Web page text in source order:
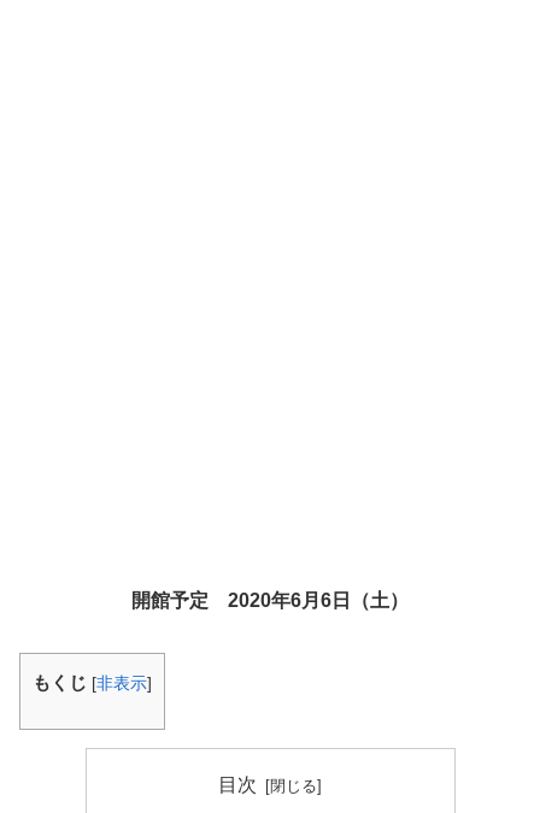
開館予定 2020年6月6日（土）
もくじ [非表示]
目次